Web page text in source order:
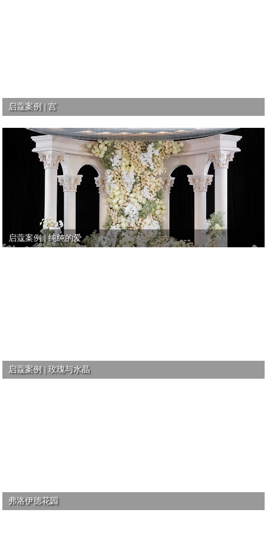
启蔻案例 | 宫
启蔻案例 | 纯纯的爱
启蔻案例 | 玫瑰与水晶
弗洛伊德花园